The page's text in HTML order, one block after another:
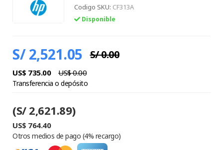
Codigo SKU: CF313A
Disponible
S/ 2,521.05 S/ 0.00
US$ 735.00 US$ 0.00
Transferencia o depósito
(S/ 2,621.89)
US$ 764.40
Otros medios de pago (4% recargo)